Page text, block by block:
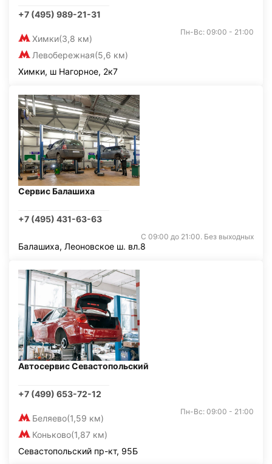
+7 (495) 989-21-31
Химки(3,8 км)
Левобережная(5,6 км)
Пн-Вс: 09:00 - 21:00
Химки, ш Нагорное, 2к7
Сервис Балашиха
+7 (495) 431-63-63
С 09:00 до 21:00. Без выходных
Балашиха, Леоновское ш. вл.8
Автосервис Севастопольский
+7 (499) 653-72-12
Беляево(1,59 км)
Коньково(1,87 км)
Пн-Вс: 09:00 - 21:00
Севастопольский пр-кт, 95Б